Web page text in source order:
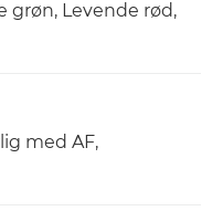
grøn, Levende rød,
med AF,